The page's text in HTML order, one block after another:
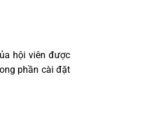
hội viên được
phần cài đặt